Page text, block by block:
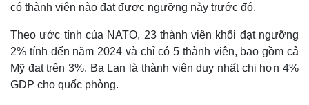
có thành viên nào đạt được ngưỡng này trước đó.
Theo ước tính của NATO, 23 thành viên khối đạt ngưỡng
2% tính đến năm 2024 và chỉ có 5 thành viên, bao gồm cả
Mỹ đạt trên 3%. Ba Lan là thành viên duy nhất chi hơn 4%
GDP cho quốc phòng.